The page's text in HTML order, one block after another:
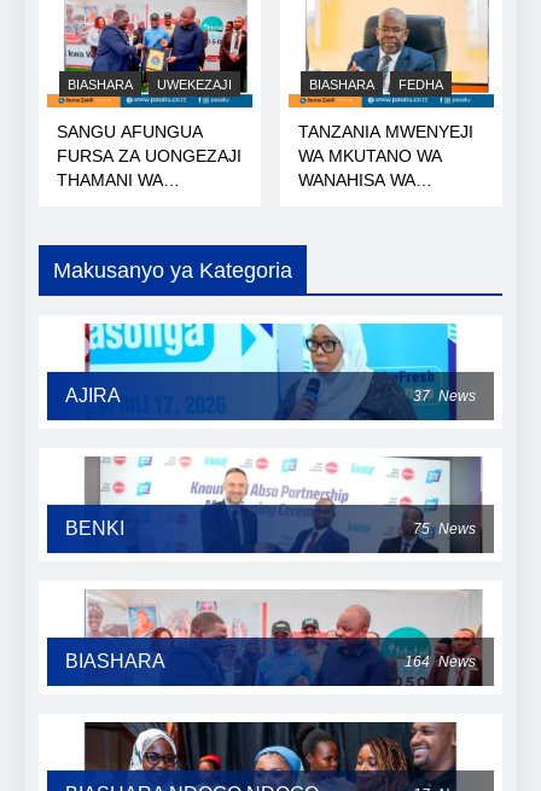
BIASHARA UWEKEZAJI
SANGU AFUNGUA
FURSA ZA UONGEZAJI
THAMANI WA
BIASHARA FEDHA
TANZANIA MWENYEJI
WA MKUTANO WA
WANAHISA WA
Makusanyo ya Kategoria
AJIRA 37 News
BENKI 75 News
BIASHARA 164 News